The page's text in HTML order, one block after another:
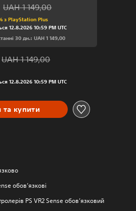
Знижка від початкової ціни UAH 1
UAH 1 149,00
з PlayStation Plus
12.8.2026 10:59 PM UTC
30 дн.: UAH 1 149,00
Знижка від початкової ціни UAH 1
UAH 1 149,00
12.8.2026 10:59 PM UTC
та купити
обов’язкові
PS VR2 Sense обов’язковий